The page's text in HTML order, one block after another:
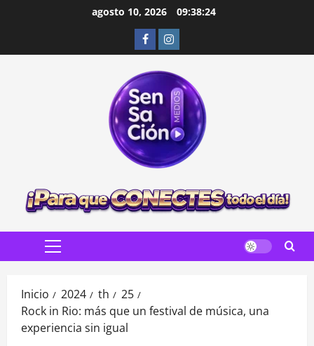
agosto 10, 2026 09:38:25
FacebookInstagram
Menú
Inicio 2024 th
25
Rock in Rio: más que un festival de música, una
experiencia sin igual